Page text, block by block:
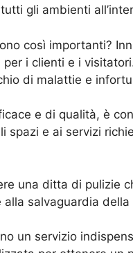
gli ambienti
così importanti?
i clienti e i
di malattie e
e di qualità, è
spazi e ai servizi
una ditta di pulizie
salvaguardia della
un servizio